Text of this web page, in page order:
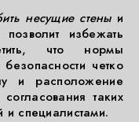
несущие стеныи
избежать
что нормы
четко
и расположение
таких
и специалистами.